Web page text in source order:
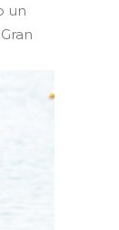
un